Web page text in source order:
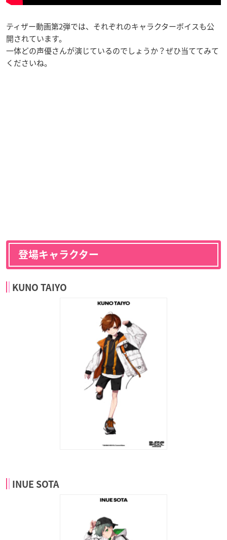
ティザー動画第2弾では、それぞれのキャラクターボイスも公
開されています。
一体どの声優さんが演じているのでしょうか？ぜひ当ててみて
くださいね。
登場キャラクター
KUNO TAIYO
INUE SOTA